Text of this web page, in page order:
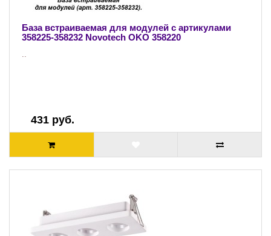
База встраиваемая для модулей с артикулами
358225-358232 Novotech OKO 358220
..
431 руб.